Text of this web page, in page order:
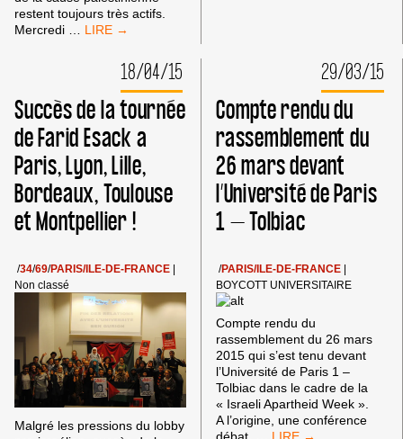
restent toujours très actifs.
Mercredi
EMBARGO
CONTRE
ISRAËL
INTERVIEW
BDS
DANS
LE
COURRIER
DE
L’ATLAS
EMBARGO
MILITAIRE
CONTRE
ISRAËL
18/04/15
Succès de la tournée
de Farid Esack a
Paris, Lyon, Lille,
Bordeaux, Toulouse
et Montpellier !
/34/69/PARIS/ILE-DE-FRANCE
Non classé
Malgré les pressions du lobby
29/03/15
Compte rendu du
rassemblement du
26 mars devant
l’Université de Paris
1 – Tolbiac
/PARIS/ILE-DE-FRANCE
BOYCOTT UNIVERSITAIRE
Compte rendu du
rassemblement du 26 mars
2015 qui s’est tenu devant
l’Université de Paris 1 –
Tolbiac dans le cadre de la
« Israeli Apartheid Week ».
A l’origine, une conférence
COMPTE